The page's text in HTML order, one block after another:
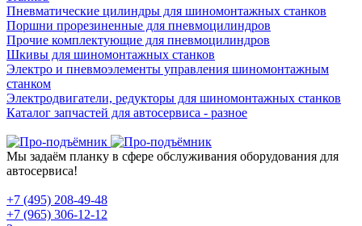
Пневматические цилиндры для шиномонтажных станков
Поршни прорезиненные для пневмоцилиндров
Прочие комплектующие для пневмоцилиндров
Шкивы для шиномонтажных станков
Электро и пневмоэлементы управления шиномонтажным
станком
Электродвигатели, редукторы для шиномонтажных станков
Каталог запчастей для автосервиса - разное
Мы задаём планку в сфере обслуживания оборудования для
автосервиса!
+7 (495) 208-49-48
+7 (965) 306-12-12